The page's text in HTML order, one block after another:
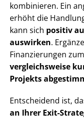
kombinieren. Ein
erhöht die
kann sich positiv
auswirken.
Finanzierungen
vergleichsweise
Projekts
Entscheidend ist,
an Ihrer Exit-